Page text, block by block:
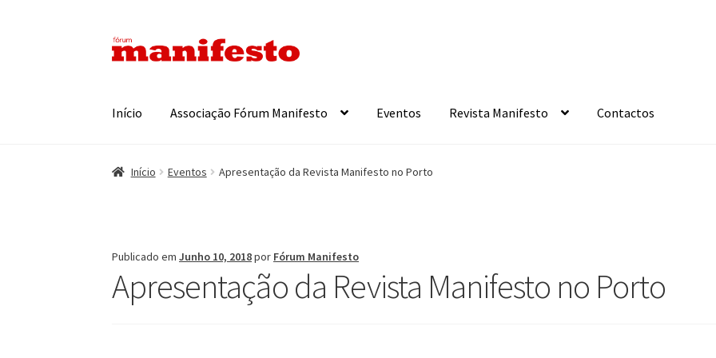
Ir
para
Saltar
para
Início Associação Fórum Manifesto Eventos Revista Manifesto Contactos
Início Eventos Apresentação da Revista Manifesto no Porto
Publicado emJunho 10, 2018por Fórum Manifesto
Apresentação da Revista Manifesto no Porto